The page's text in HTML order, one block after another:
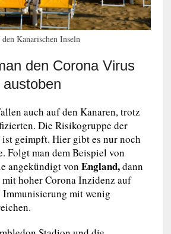
Kanarischen Inseln
den Corona Virus
auch auf den Kanaren, trotz
Die Risikogruppe der
geimpft. Hier gibt es nur noch
Folgt man dem Beispiel von
angekündigt von England,dann
hoher Corona Inzidenz auf
Immunisierung mit wenig